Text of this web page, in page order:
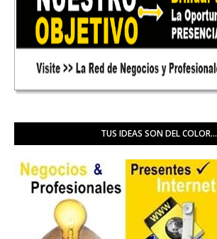
TUS IDEAS SON DEL COLOR...